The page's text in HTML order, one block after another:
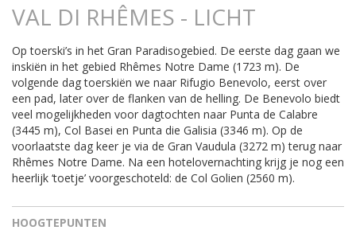
VAL DI RHÊMES - LICHT
Op toerski’s in het Gran Paradisogebied. De eerste dag gaan we
inskiën in het gebied Rhêmes Notre Dame (1723 m). De
volgende dag toerskiën we naar Rifugio Benevolo, eerst over
een pad, later over de flanken van de helling. De Benevolo biedt
veel mogelijkheden voor dagtochten naar Punta de Calabre
(3445 m), Col Basei en Punta die Galisia (3346 m). Op de
voorlaatste dag keer je via de Gran Vaudula (3272 m) terug naar
Rhêmes Notre Dame. Na een hotelovernachting krijg je nog een
heerlijk ‘toetje’ voorgeschoteld: de Col Golien (2560 m).
HOOGTEPUNTEN